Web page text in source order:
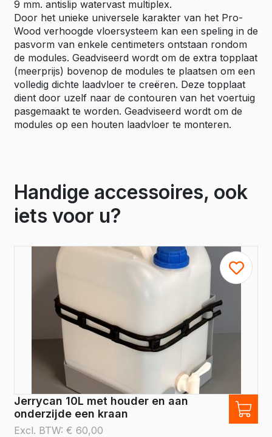
9 mm. antislip watervast multiplex.
Door het unieke universele karakter van het Pro-
Wood verhoogde vloersysteem kan een speling in de
pasvorm van enkele centimeters ontstaan rondom
de modules. Geadviseerd wordt om de extra topplaat
(meerprijs) bovenop de modules te plaatsen om een
volledig dichte laadvloer te creëren. Deze topplaat
dient door uzelf naar de contouren van het voertuig
pasgemaakt te worden. Geadviseerd wordt om de
modules op een houten laadvloer te monteren.
Handige accessoires, ook
iets voor u?
Jerrycan 10L met houder en aan
onderzijde een kraan
Excl. BTW: € 60,00